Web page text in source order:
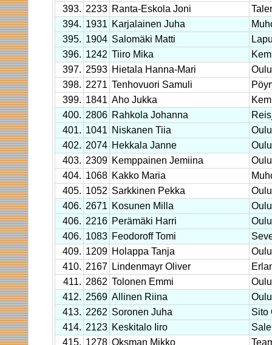
393. 2233 Ranta-Eskola Joni
394. 1931 Karjalainen Juha
395. 1904 Salomäki Matti
396. 1242 Tiiro Mika
397. 2593 Hietala Hanna-Mari
Oulu
398. 2271 Tenhovuori Samuli
399. 1841 Aho Jukka
400. 2806 Rahkola Johanna
401. 1041 Niskanen Tiia
Oulu
402. 2074 Hekkala Janne
Oulu
403. 2309 Kemppainen Jemiina
Oulu
404. 1068 Kakko Maria
405. 1052 Sarkkinen Pekka
Oulu
406. 2671 Kosunen Milla
Oulu
406. 2216 Perämäki Harri
Oulu
406. 1083 Feodoroff Tomi
409. 1209 Holappa Tanja
Oulu
410. 2167 Lindenmayr Oliver
411. 2862 Tolonen Emmi
Oulu
412. 2569 Allinen Riina
Oulu
413. 2262 Soronen Juha
Sito
414. 2123 Keskitalo Iiro
415. 1278 Oksman Mikko